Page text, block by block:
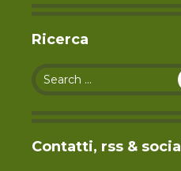
Ricerca
Search for:
Contatti, rss & social